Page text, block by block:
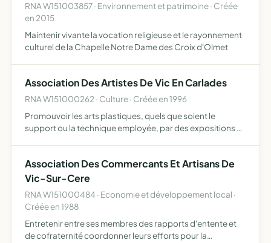
RNA W151003857 · Environnement et patrimoine · Créée
en 2015
Maintenir vivante la vocation religieuse et le rayonnement
culturel de la Chapelle Notre Dame des Croix d'Olmet
Association Des Artistes De Vic En Carlades
RNA W151000262 · Culture · Créée en 1996
Promouvoir les arts plastiques, quels que soient le
support ou la technique employée, par des expositions et
Association Des Commercants Et Artisans De
Vic-Sur-Cere
RNA W151000484 · Economie et développement local ·
Créée en 1988
Entretenir entre ses membres des rapports d'entente et
de cofraternité coordonner leurs efforts pour la